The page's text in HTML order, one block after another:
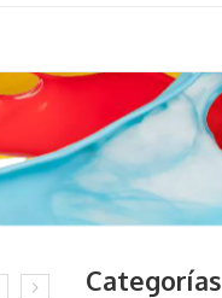
Categorías